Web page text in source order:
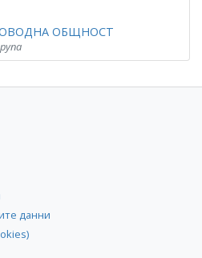
ОБЩНОСТ
данни